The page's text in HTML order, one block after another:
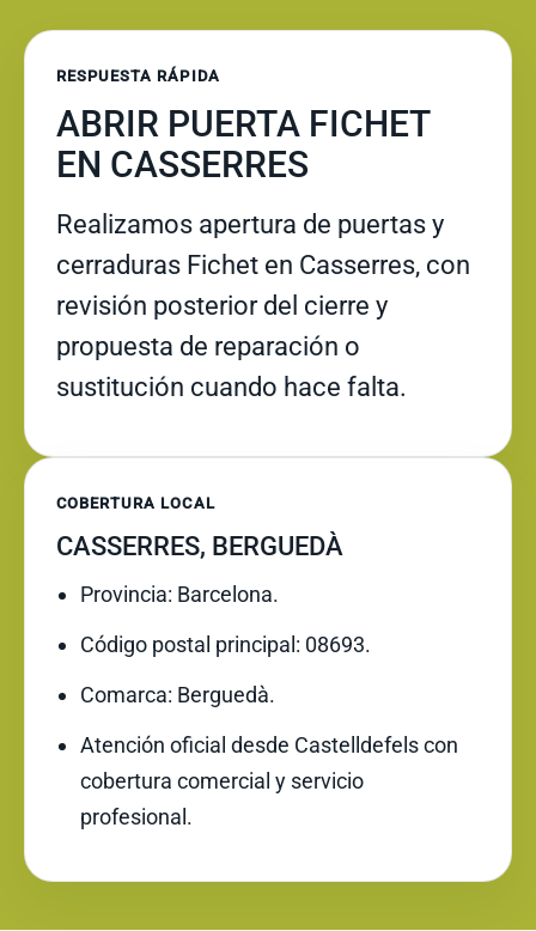
RESPUESTA RÁPIDA
ABRIR PUERTA FICHET
EN CASSERRES
Realizamos apertura de puertas y
cerraduras Fichet en Casserres, con
revisión posterior del cierre y
propuesta de reparación o
sustitución cuando hace falta.
COBERTURA LOCAL
CASSERRES, BERGUEDÀ
Provincia: Barcelona.
Código postal principal: 08693.
Comarca: Berguedà.
Atención oficial desde Castelldefels con
cobertura comercial y servicio
profesional.